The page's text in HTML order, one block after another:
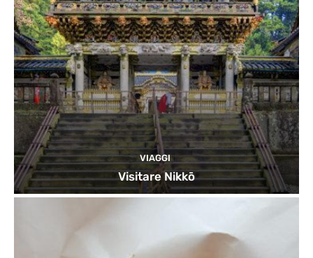
VIAGGI
Visitare Nikkō